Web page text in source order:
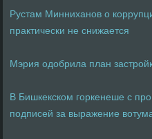
Рустам Минниханов о
практически не снижается
Мэрия одобрила план
В Бишкекском горкенеше с
подписей за выражение